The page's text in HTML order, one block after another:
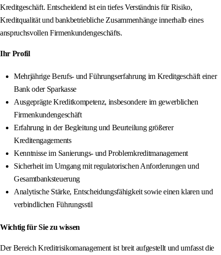
Kreditgeschäft. Entscheidend ist ein tiefes Verständnis für Risiko,
Kreditqualität und bankbetriebliche Zusammenhänge innerhalb eines
anspruchsvollen Firmenkundengeschäfts.
Ihr Profil
Mehrjährige Berufs- und Führungserfahrung im Kreditgeschäft einer
Bank oder Sparkasse
Ausgeprägte Kreditkompetenz, insbesondere im gewerblichen
Firmenkundengeschäft
Erfahrung in der Begleitung und Beurteilung größerer
Kreditengagements
Kenntnisse im Sanierungs- und Problemkreditmanagement
Sicherheit im Umgang mit regulatorischen Anforderungen und
Gesamtbanksteuerung
Analytische Stärke, Entscheidungsfähigkeit sowie einen klaren und
verbindlichen Führungsstil
Wichtig für Sie zu wissen
Der Bereich Kreditrisikomanagement ist breit aufgestellt und umfasst die